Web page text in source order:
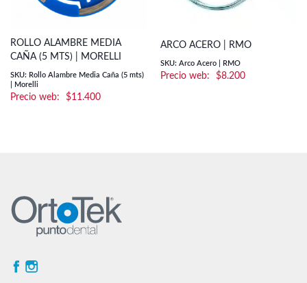
ROLLO ALAMBRE MEDIA
CAÑA (5 MTS) | MORELLI
SKU: Rollo Alambre Media Caña (5 mts)
| Morelli
$11.400
ARCO ACERO | RMO
SKU: Arco Acero | RMO
$8.200